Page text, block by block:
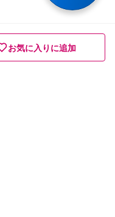
お気に入りに追加